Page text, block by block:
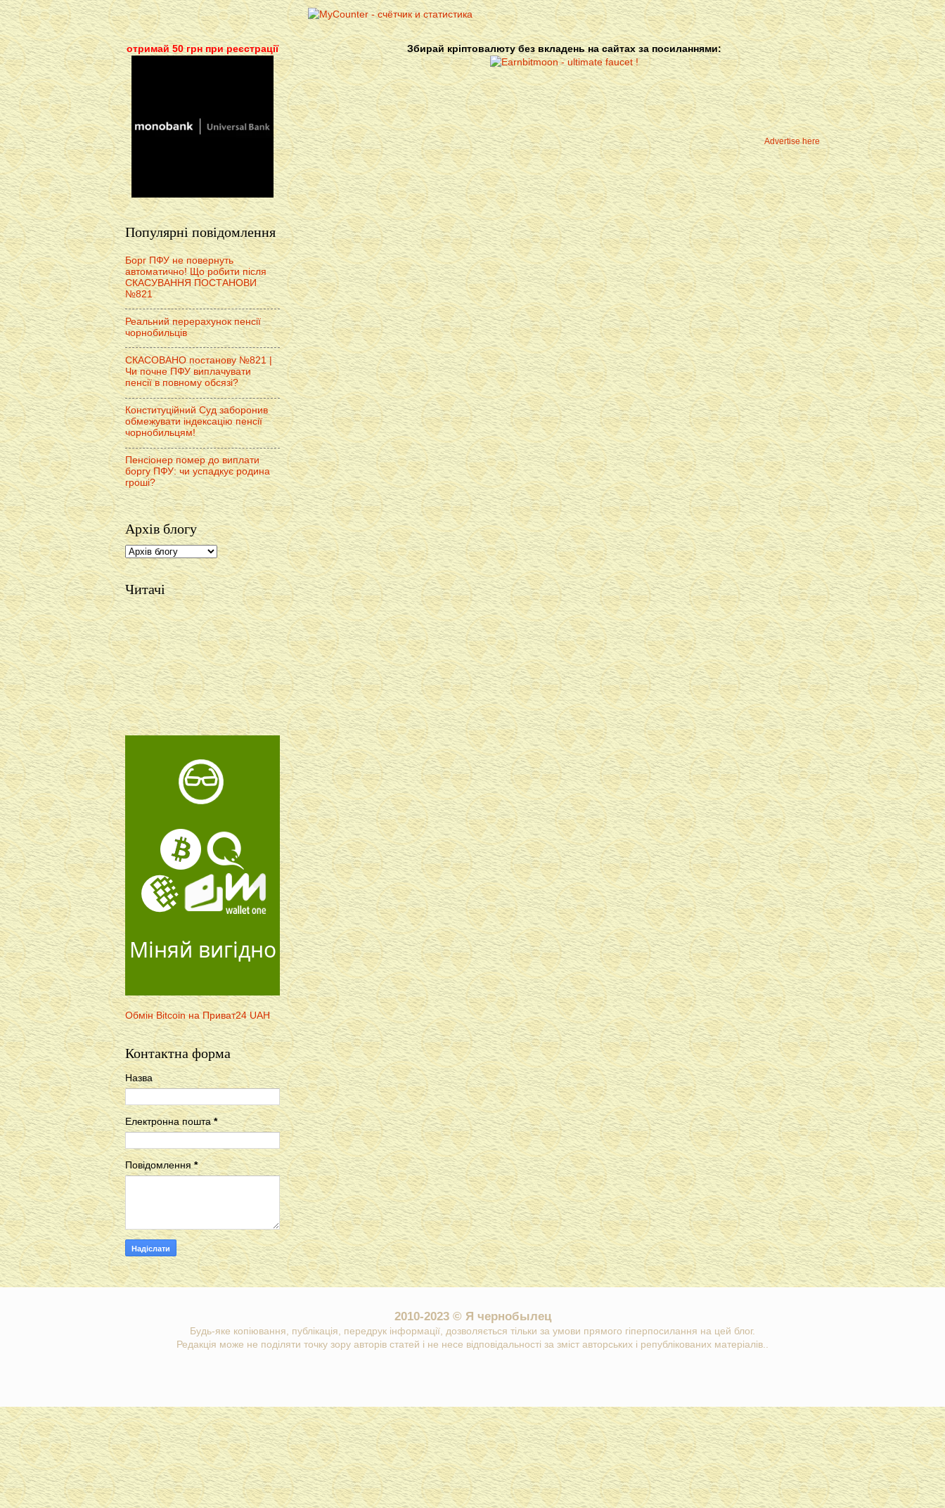
Збирай кріптовалюту без вкладень на сайтах за посиланнями:
Advertise here
отримай 50 грн при реєстрації
Популярні повідомлення
Борг ПФУ не повернуть
автоматично! Що робити після
СКАСУВАННЯ ПОСТАНОВИ
№821
Реальний перерахунок пенсії
чорнобильців
СКАСОВАНО постанову №821 |
Чи почне ПФУ виплачувати
пенсії в повному обсязі?
Конституційний Суд заборонив
обмежувати індексацію пенсії
чорнобильцям!
Пенсіонер помер до виплати
боргу ПФУ: чи успадкує родина
гроші?
Архів блогу
Читачі
Міняй вигідно
Обмін Bitcoin на Приват24 UAH
Контактна форма
Назва
Електронна пошта*
Повідомлення*
2010-2023 © Я чернобылец
Будь-яке копіювання, публікація, передрук інформації, дозволяється тільки за умови прямого гіперпосилання на цей блог.
Редакція може не поділяти точку зору авторів статей і не несе відповідальності за зміст авторських і републікованих матеріалів..